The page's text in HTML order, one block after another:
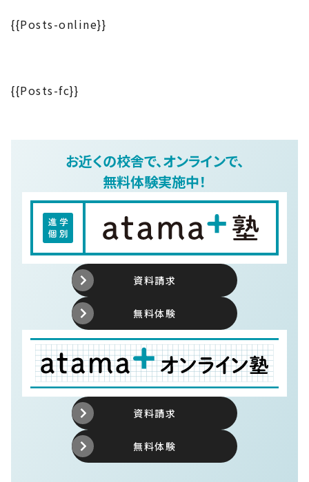
{{Posts-online}}
{{Posts-fc}}
お近くの校舎で、オンラインで、
無料体験実施中！
資料請求
無料体験
資料請求
無料体験